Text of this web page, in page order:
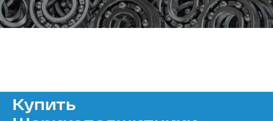
Купить